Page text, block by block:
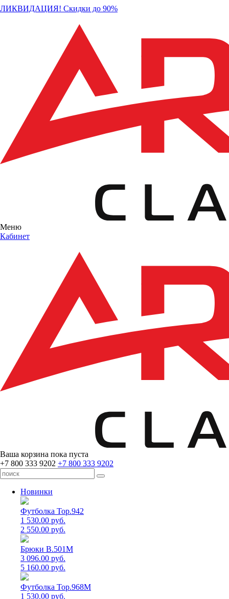
ЛИКВИДАЦИЯ! Скидки до 90%
Меню
Кабинет
Ваша корзина пока пуста
+7 800 333 9202 +7 800 333 9202
Новинки
Футболка Top.942
1 530.00 руб.
2 550.00 руб.
Брюки B.501M
3 096.00 руб.
5 160.00 руб.
Футболка Top.968M
1 530.00 руб.